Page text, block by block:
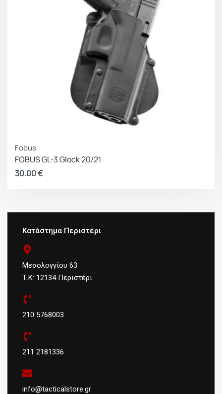
Fobus
FOBUS GL-3 Glock 20/21
30.00€
Κατάστημα Περιστέρι
Μεσολογγίου 63
Τ.Κ: 12134 Περιστέρι
210 5768003
211 2181336
info@tacticalstore.gr